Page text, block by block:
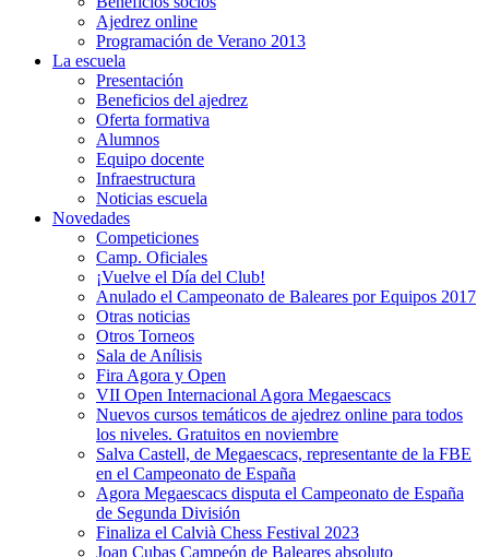
Ajedrez online
Programación de Verano 2013
La escuela
Presentación
Beneficios del ajedrez
Oferta formativa
Alumnos
Equipo docente
Infraestructura
Noticias escuela
Novedades
Competiciones
Camp. Oficiales
¡Vuelve el Dí­a del Club!
Anulado el Campeonato de Baleares por Equipos 2017
Otras noticias
Otros Torneos
Sala de Anílisis
Fira Agora y Open
VII Open Internacional Agora Megaescacs
Nuevos cursos temáticos de ajedrez online para todos
los niveles. Gratuitos en noviembre
Salva Castell, de Megaescacs, representante de la FBE
en el Campeonato de España
Agora Megaescacs disputa el Campeonato de España
de Segunda División
Finaliza el Calvià Chess Festival 2023
Joan Cubas Campeón de Baleares absoluto